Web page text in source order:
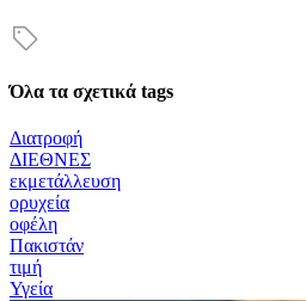
Όλα τα σχετικά tags
Διατροφή
ΔΙΕΘΝΕΣ
εκμετάλλευση
ορυχεία
οφέλη
Πακιστάν
τιμή
Υγεία